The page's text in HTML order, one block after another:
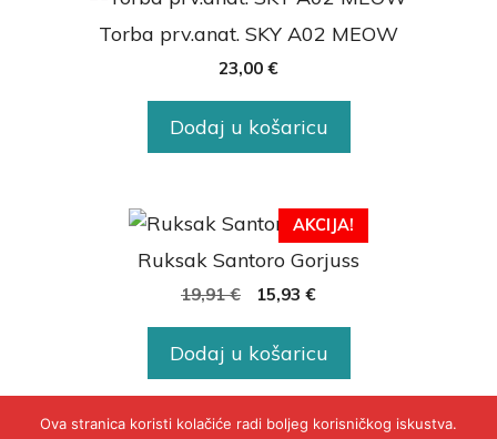
Torba prv.anat. SKY A02 MEOW
23,00 €
Dodaj u košaricu
AKCIJA!
Ruksak Santoro Gorjuss
19,91€ 15,93 €
Dodaj u košaricu
Ova stranica koristi kolačiće radi boljeg korisničkog iskustva.